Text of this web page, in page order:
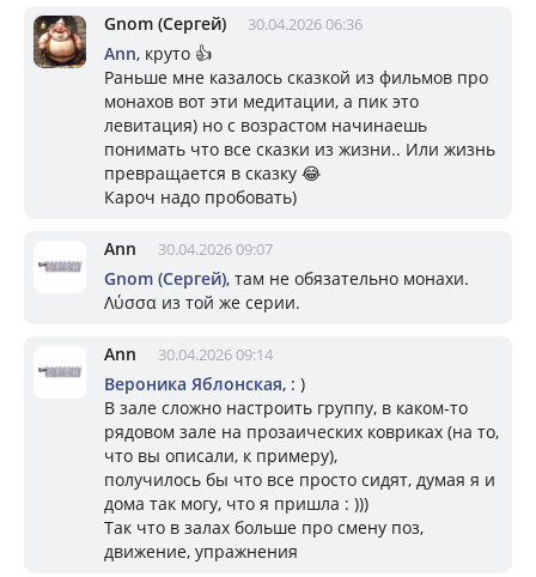
Gnom (Сергей) 30.04.2026 06:36
Ann, круто 👍
Раньше мне казалось сказкой из фильмов про
монахов вот эти медитации, а пик это
левитация) но с возрастом начинаешь
понимать что все сказки из жизни.. Или жизнь
превращается в сказку 😂
Кароч надо пробовать)
Ann 30.04.2026 09:07
Gnom (Сергей), там не обязательно монахи.
Λύσσα из той же серии.
Ann 30.04.2026 09:14
Вероника Яблонская, : )
В зале сложно настроить группу, в каком-то
рядовом зале на прозаических ковриках (на то,
что вы описали, к примеру),
получилось бы что все просто сидят, думая я и
дома так могу, что я пришла : )))
Так что в залах больше про смену поз,
движение, упражнения